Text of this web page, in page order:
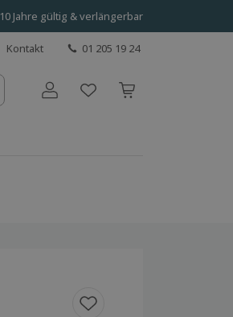
10 Jahre gültig & verlängerbar
Kontakt 01 205 19 24
Benutzerkonto